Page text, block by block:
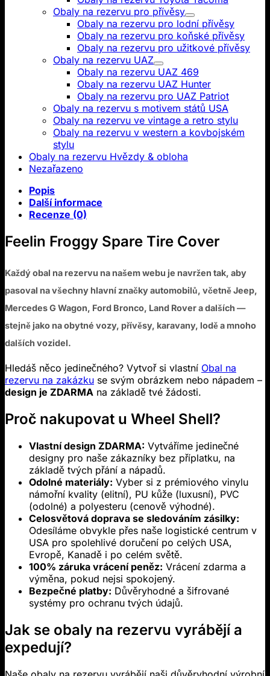
Obaly na rezervu pro přívěsy
Obaly na rezervu pro lodní přívěsy
Obaly na rezervu pro koňské přívěsy
Obaly na rezervu pro užitkové přívěsy
Obaly na rezervu UAZ
Obaly na rezervu UAZ 469
Obaly na rezervu UAZ Hunter
Obaly na rezervu pro UAZ Patriot
Obaly na rezervu s motivem států USA
Obaly na rezervu ve vintage a retro stylu
Obaly na rezervu v western a kovbojském
stylu
Obaly na rezervu Hvězdy & obloha
Nezařazeno
Popis
Další informace
Recenze (0)
Feelin Froggy Spare Tire Cover
Každý obal na rezervu na našem webu je navržen tak, aby
pasoval na všechny hlavní značky automobilů, včetně Jeep,
Mercedes G Wagon, Ford Bronco, Land Rover a dalších —
stejně jako na obytné vozy, přívěsy, karavany, lodě a mnoho
dalších vozidel.
Hledáš něco jedinečného? Vytvoř si vlastní Obal na
rezervu na zakázku se svým obrázkem nebo nápadem –
design je ZDARMA na základě tvé žádosti.
Proč nakupovat u Wheel Shell?
Vlastní design ZDARMA: Vytváříme jedinečné
designy pro naše zákazníky bez příplatku, na
základě tvých přání a nápadů.
Odolné materiály: Vyber si z prémiového vinylu
námořní kvality (elitní), PU kůže (luxusní), PVC
(odolné) a polyesteru (cenově výhodné).
Celosvětová doprava se sledováním zásilky:
Odesíláme obvykle přes naše logistické centrum v
USA pro spolehlivé doručení po celých USA,
Evropě, Kanadě i po celém světě.
100% záruka vrácení peněz: Vrácení zdarma a
výměna, pokud nejsi spokojený.
Bezpečné platby: Důvěryhodné a šifrované
systémy pro ochranu tvých údajů.
Jak se obaly na rezervu vyrábějí a
expedují?